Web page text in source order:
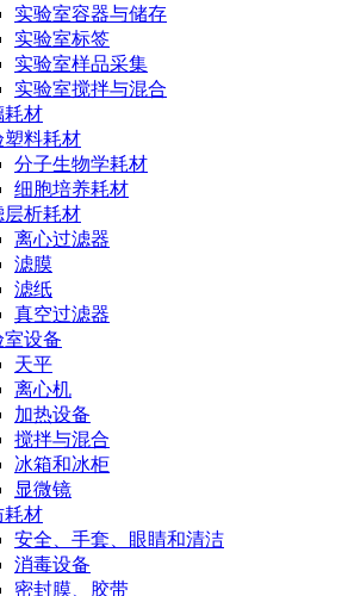
实验室容器与储存
实验室标签
实验室样品采集
实验室搅拌与混合
耗材
塑料耗材
分子生物学耗材
细胞培养耗材
层析耗材
离心过滤器
滤膜
滤纸
真空过滤器
室设备
天平
离心机
加热设备
搅拌与混合
冰箱和冰柜
显微镜
耗材
安全、手套、眼睛和清洁
消毒设备
密封膜、胶带